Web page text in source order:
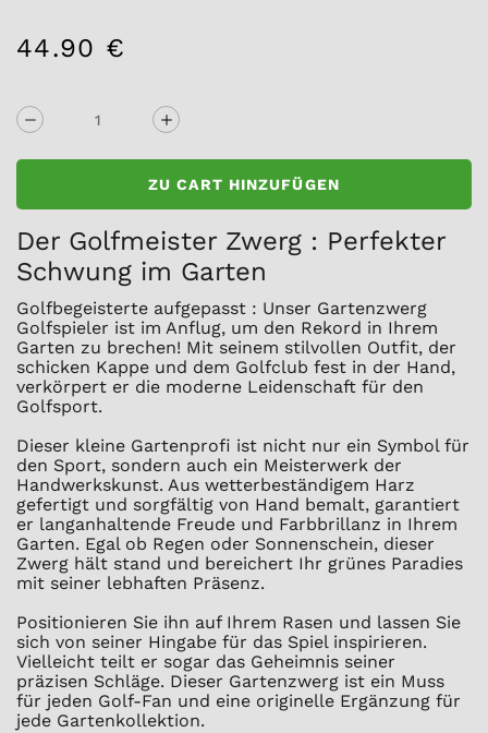
44.90 €
ZU CART HINZUFÜGEN
Der Golfmeister Zwerg : Perfekter
Schwung im Garten
Golfbegeisterte aufgepasst : Unser Gartenzwerg
Golfspieler ist im Anflug, um den Rekord in Ihrem
Garten zu brechen! Mit seinem stilvollen Outfit, der
schicken Kappe und dem Golfclub fest in der Hand,
verkörpert er die moderne Leidenschaft für den
Golfsport.
Dieser kleine Gartenprofi ist nicht nur ein Symbol für
den Sport, sondern auch ein Meisterwerk der
Handwerkskunst. Aus wetterbeständigem Harz
gefertigt und sorgfältig von Hand bemalt, garantiert
er langanhaltende Freude und Farbbrillanz in Ihrem
Garten. Egal ob Regen oder Sonnenschein, dieser
Zwerg hält stand und bereichert Ihr grünes Paradies
mit seiner lebhaften Präsenz.
Positionieren Sie ihn auf Ihrem Rasen und lassen Sie
sich von seiner Hingabe für das Spiel inspirieren.
Vielleicht teilt er sogar das Geheimnis seiner
präzisen Schläge. Dieser Gartenzwerg ist ein Muss
für jeden Golf-Fan und eine originelle Ergänzung für
jede Gartenkollektion.